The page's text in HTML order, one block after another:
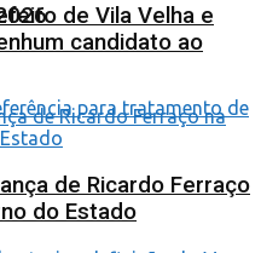
de Vila Velha e
candidato ao
de Ricardo Ferraço
do Estado